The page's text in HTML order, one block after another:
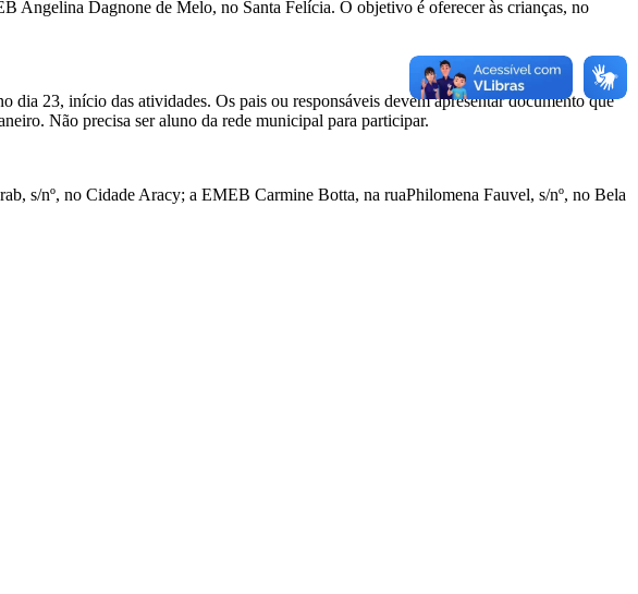
Dagnone de Melo, no Santa Felícia. O objetivo é oferecer às crianças, no
dia 23, início das atividades. Os pais ou responsáveis devem apresentar documento que
Não precisa ser aluno da rede municipal para participar.
s/nº, no Cidade Aracy; a EMEB Carmine Botta, na ruaPhilomena Fauvel, s/nº, no Bela